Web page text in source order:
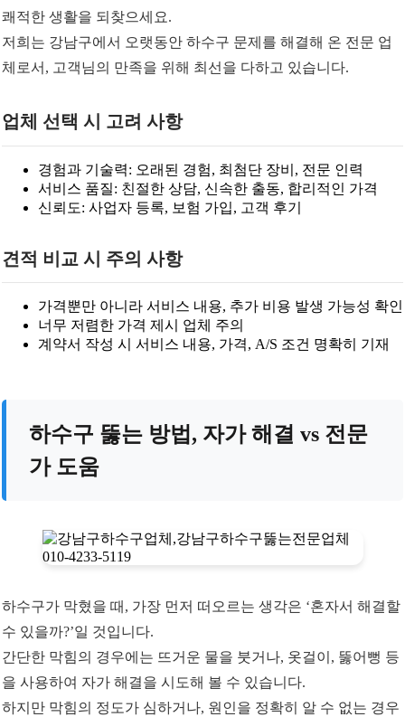
쾌적한 생활을 되찾으세요.
저희는 강남구에서 오랫동안 하수구 문제를 해결해 온 전문 업
체로서, 고객님의 만족을 위해 최선을 다하고 있습니다.
업체 선택 시 고려 사항
경험과 기술력: 오래된 경험, 최첨단 장비, 전문 인력
서비스 품질: 친절한 상담, 신속한 출동, 합리적인 가격
신뢰도: 사업자 등록, 보험 가입, 고객 후기
견적 비교 시 주의 사항
가격뿐만 아니라 서비스 내용, 추가 비용 발생 가능성 확인
너무 저렴한 가격 제시 업체 주의
계약서 작성 시 서비스 내용, 가격, A/S 조건 명확히 기재
하수구 뚫는 방법, 자가 해결 vs 전문
가 도움
하수구가 막혔을 때, 가장 먼저 떠오르는 생각은 ‘혼자서 해결할
수 있을까?’일 것입니다.
간단한 막힘의 경우에는 뜨거운 물을 붓거나, 옷걸이, 뚫어뻥 등
을 사용하여 자가 해결을 시도해 볼 수 있습니다.
하지만 막힘의 정도가 심하거나, 원인을 정확히 알 수 없는 경우